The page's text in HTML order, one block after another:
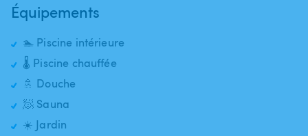
Équipements
🏊 Piscine intérieure
🌡️ Piscine chauffée
🚿 Douche
🧖 Sauna
☀️ Jardin